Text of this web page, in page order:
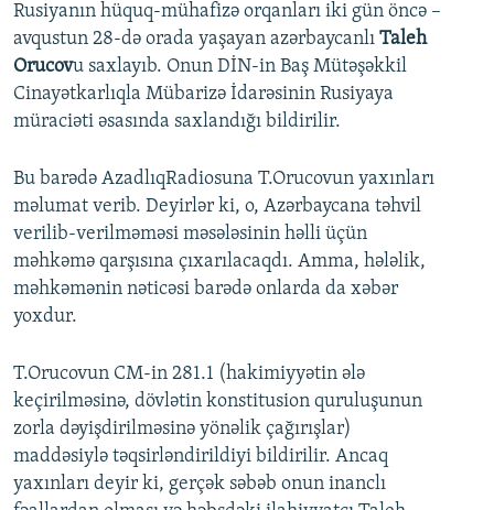
BIZIMLƏ ƏLAQƏ
XƏBƏR BÜLLETENLƏRIMIZ
Rusiyanın hüquq-mühafizə orqanları iki gün öncə –
avqustun 28-də orada yaşayan azərbaycanlı Taleh
Orucovu saxlayıb. Onun DİN-in Baş Mütəşəkkil
Cinayətkarlıqla Mübarizə İdarəsinin Rusiyaya
müraciəti əsasında saxlandığı bildirilir.
Bu barədə AzadlıqRadiosuna T.Orucovun yaxınları
məlumat verib. Deyirlər ki, o, Azərbaycana təhvil
verilib-verilməməsi məsələsinin həlli üçün
məhkəmə qarşısına çıxarılacaqdı. Amma, hələlik,
məhkəmənin nəticəsi barədə onlarda da xəbər
yoxdur.
T.Orucovun CM-in 281.1 (hakimiyyətin ələ
keçirilməsinə, dövlətin konstitusion quruluşunun
zorla dəyişdirilməsinə yönəlik çağırışlar)
maddəsiylə təqsirləndirildiyi bildirilir. Ancaq
yaxınları deyir ki, gerçək səbəb onun inanclı